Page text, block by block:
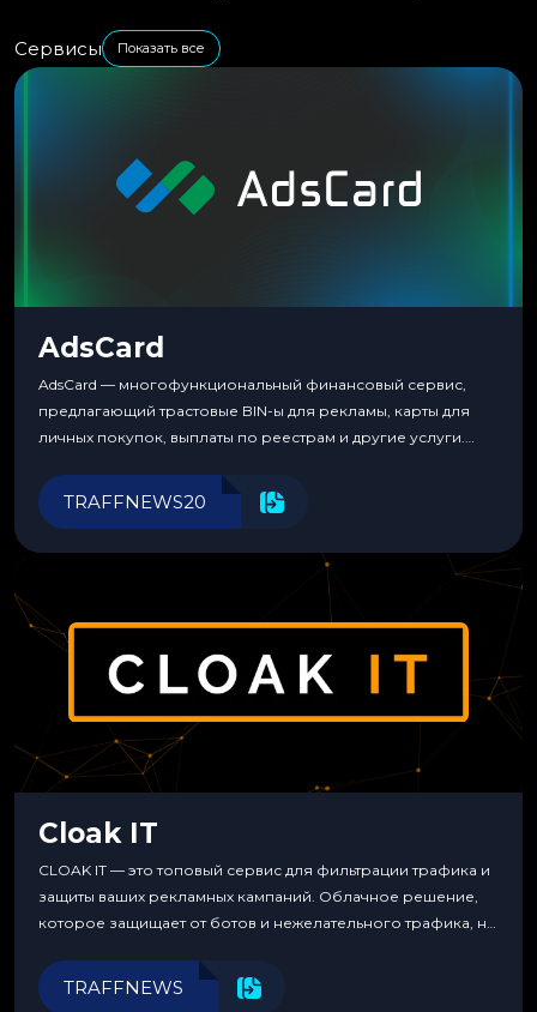
Сервисы Показать все
AdsCard
AdsCard — многофункциональный финансовый сервис,
предлагающий трастовые BIN-ы для рекламы, карты для
личных покупок, выплаты по реестрам и другие услуги.
инструменты для управления финансами.
TRAFFNEWS20
Cloak IT
CLOAK IT — это топовый сервис для фильтрации трафика и
защиты ваших рекламных кампаний. Облачное решение,
которое защищает от ботов и нежелательного трафика, не
программирования.
TRAFFNEWS